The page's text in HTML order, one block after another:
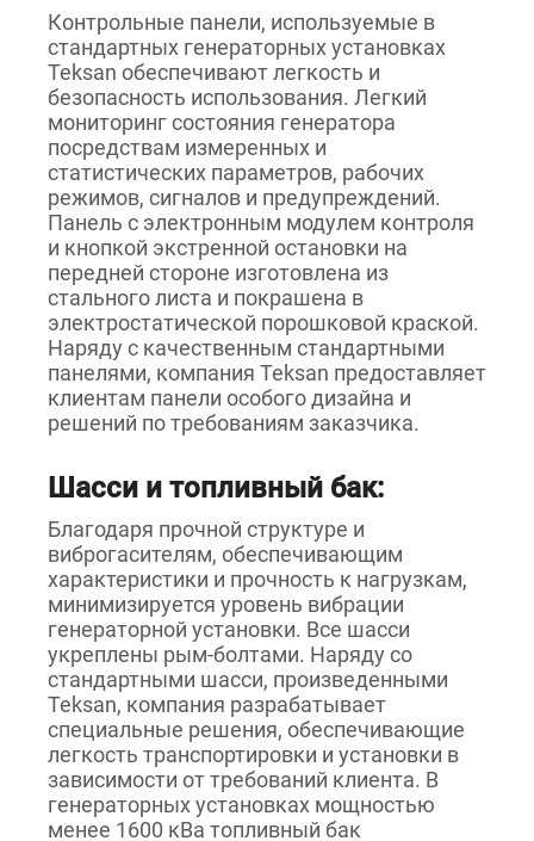
Контрольные панели, используемые в
стандартных генераторных установках
Teksan обеспечивают легкость и
безопасность использования. Легкий
мониторинг состояния генератора
посредствам измеренных и
статистических параметров, рабочих
режимов, сигналов и предупреждений.
Панель с электронным модулем контроля
и кнопкой экстренной остановки на
передней стороне изготовлена из
стального листа и покрашена в
электростатической порошковой краской.
Наряду с качественным стандартными
панелями, компания Teksan предоставляет
клиентам панели особого дизайна и
решений по требованиям заказчика.
Шасси и топливный бак:
Благодаря прочной структуре и
виброгасителям, обеспечивающим
характеристики и прочность к нагрузкам,
минимизируется уровень вибрации
генераторной установки. Все шасси
укреплены рым-болтами. Наряду со
стандартными шасси, произведенными
Teksan, компания разрабатывает
специальные решения, обеспечивающие
легкость транспортировки и установки в
зависимости от требований клиента. В
генераторных установках мощностью
менее 1600 кВа топливный бак